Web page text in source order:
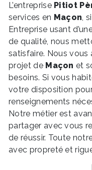
L’entreprise Pitiot
services en Maçon,
Entreprise usant
de qualité, nous
satisfaire. Nous
projet de Maçon et
besoins. Si vous
votre disposition
renseignements
Notre métier est
partager avec vous
de réussir. Toute
avec propreté et